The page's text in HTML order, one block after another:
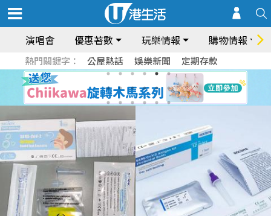
演唱會 優惠著數 玩樂情報 購物情報
熱門關鍵字： 公屋熱話 娛樂新聞 定期存款